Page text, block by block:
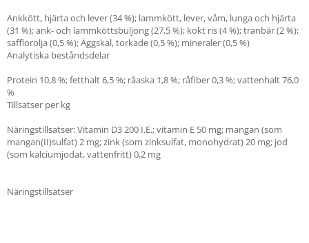
Ankkött, hjärta och lever (34 %); lammkött, lever, våm, lunga och hjärta
(31 %); ank- och lammköttsbuljong (27,5 %); kokt ris (4 %); tranbär (2 %);
safflorolja (0,5 %); Äggskal, torkade (0,5 %); mineraler (0,5 %)
Analytiska beståndsdelar
Protein 10,8 %; fetthalt 6,5 %; råaska 1,8 %; råfiber 0,3 %; vattenhalt 76,0
%
Tillsatser per kg
Näringstillsatser: Vitamin D3 200 I.E.; vitamin E 50 mg; mangan (som
mangan(II)sulfat) 2 mg; zink (som zinksulfat, monohydrat) 20 mg; jod
(som kalciumjodat, vattenfritt) 0,2 mg
Näringstillsatser